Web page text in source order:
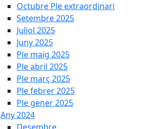
Octubre Ple extraordinari
Setembre 2025
Juliol 2025
Juny 2025
Ple maig 2025
Ple abril 2025
Ple març 2025
Ple febrer 2025
Ple gener 2025
Any 2024